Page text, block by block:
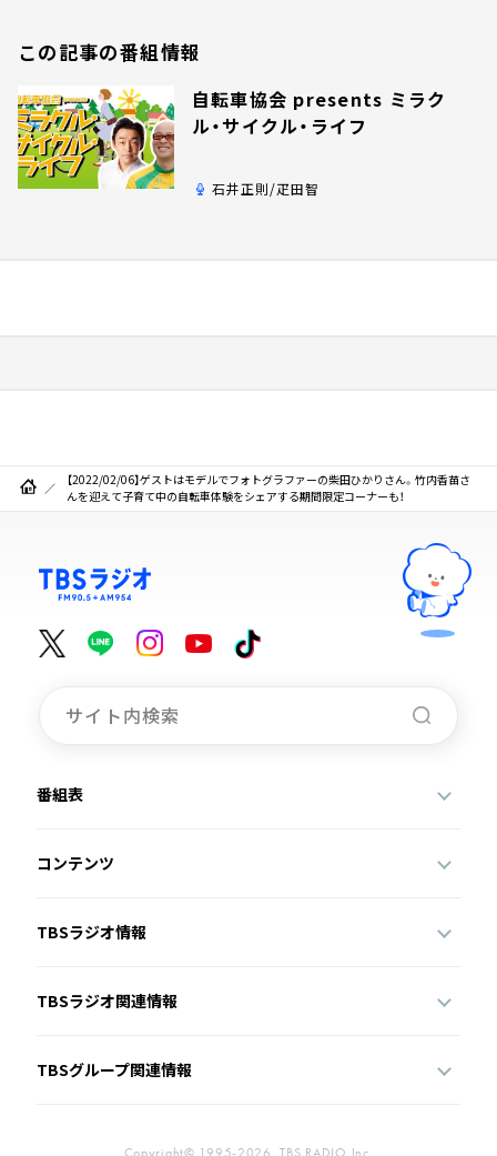
この記事の番組情報
自転車協会 presents ミラク
ル・サイクル・ライフ
石井正則/疋田智
【2022/02/06】ゲストはモデルでフォトグラファーの柴田ひかりさん。竹内香苗さ
んを迎えて子育て中の自転車体験をシェアする期間限定コーナーも！
番組表
コンテンツ
TBSラジオ情報
TBSラジオ関連情報
TBSグループ関連情報
Copyright© 1995-2026, TBS RADIO,Inc.